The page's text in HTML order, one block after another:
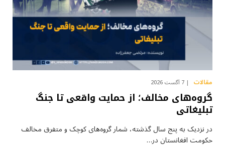
مقالات 7 آگست 2026
گروه‌های مخالف؛ از حمایت واقعی تا جنگ
تبلیغاتی
در نزدیک به پنج سال گذشته، شمار گروه‌های کوچک و متفرق مخالف
حکومت افغانستان در…